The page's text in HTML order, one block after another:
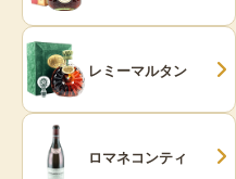
レミーマルタン
ロマネコンティ